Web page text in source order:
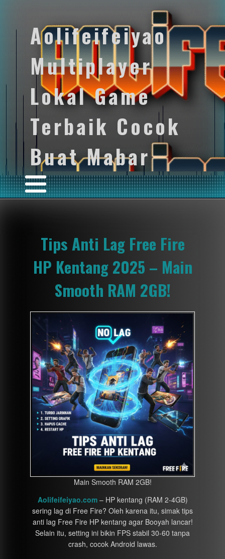
Aolifeifeiyao
Multiplayer
Lokal Game
Terbaik Cocok
Buat Mabar
Tips Anti Lag Free Fire
HP Kentang 2025 – Main
Smooth RAM 2GB!
Main Smooth RAM 2GB!
Aolifeifeiyao.com – HP kentang (RAM 2-4GB)
sering lag di Free Fire? Oleh karena itu, simak tips
anti lag Free Fire HP kentang agar Booyah lancar!
Selain itu, setting ini bikin FPS stabil 30-60 tanpa
crash, cocok Android lawas.